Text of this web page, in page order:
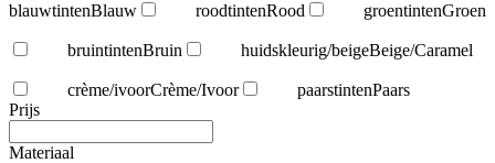
blauwtintenBlauw roodtintenRood groentintenGroen
bruintintenBruin huidskleurig/beigeBeige/Caramel
crème/ivoorCrème/Ivoor paarstintenPaars
Prijs
Materiaal